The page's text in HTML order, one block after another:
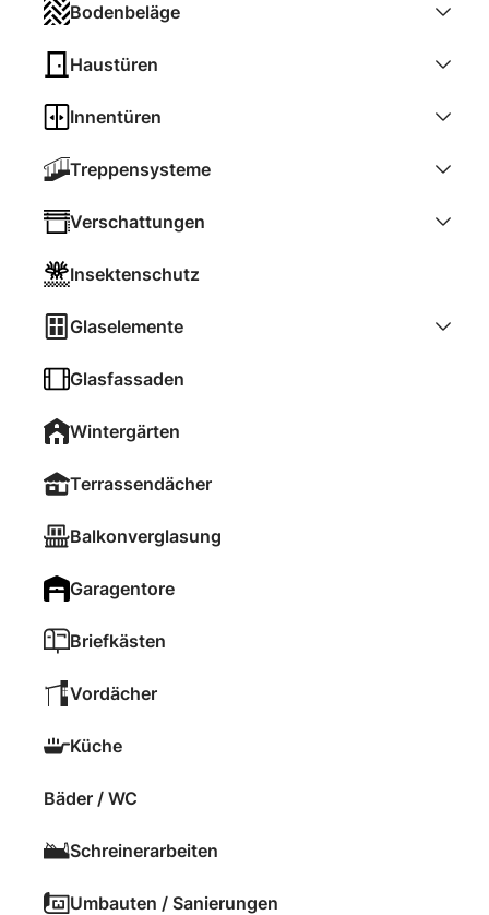
Bodenbeläge
Haustüren
Innentüren
Treppensysteme
Verschattungen
Insektenschutz
Glaselemente
Glasfassaden
Wintergärten
Terrassendächer
Balkonverglasung
Garagentore
Briefkästen
Vordächer
Küche
Bäder / WC
Schreinerarbeiten
Umbauten / Sanierungen